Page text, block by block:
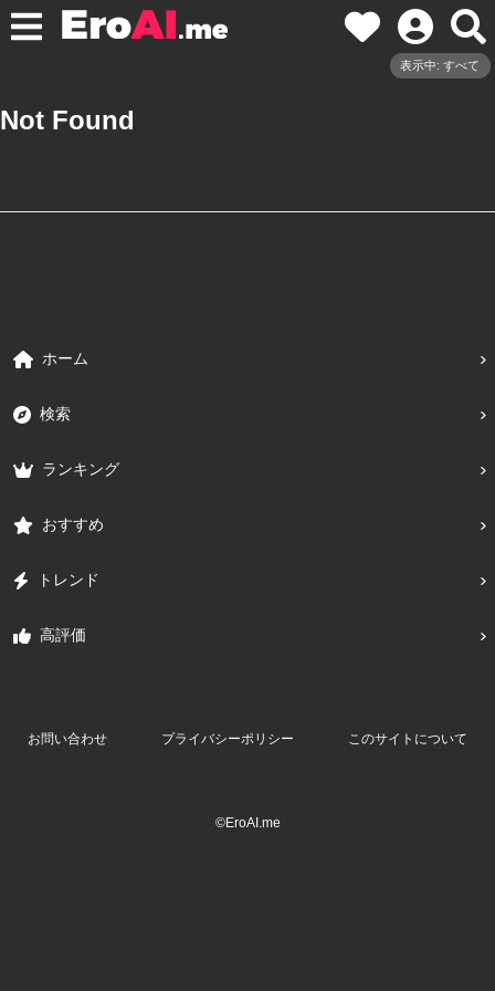
表示中: すべて
Not Found
ホーム
検索
ランキング
おすすめ
トレンド
高評価
お問い合わせ プライバシーポリシー このサイトについて
©EroAI.me